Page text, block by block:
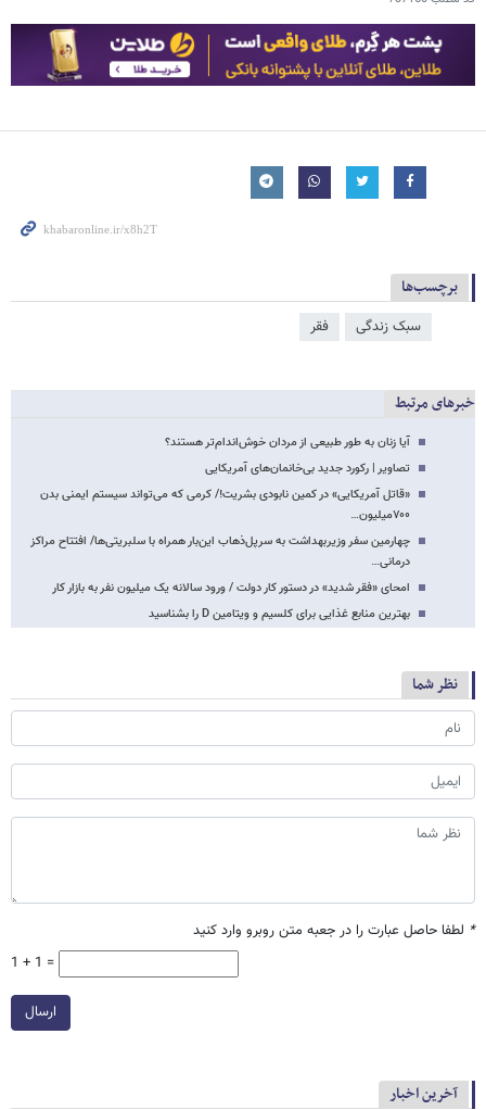
برچسب‌ها
سبک زندگی فقر
خبرهای مرتبط
آیا زنان به طور طبیعی از مردان خوش‌اندام‌تر هستند؟
تصاویر | رکورد جدید بی‌خانمان‌های آمریکایی
«قاتل آمریکایی» در کمین نابودی بشریت!/ کرمی که می‌تواند سیستم ایمنی بدن
۷۰۰میلیون…
چهارمین سفر وزیربهداشت به سرپل‌ذهاب این‌بار همراه با سلبریتی‌ها/ افتتاح مراکز
درمانی…
امحای «فقر شدید» در دستور کار دولت / ورود سالانه یک میلیون نفر به بازار کار
بهترین منابع غذایی برای کلسیم و ویتامین D را بشناسید
نظر شما
* لطفا حاصل عبارت را در جعبه متن روبرو وارد کنید
1 + 1 =
ارسال
آخرین اخبار